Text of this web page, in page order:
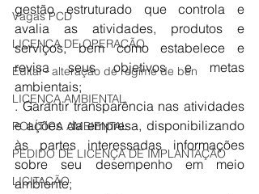
Vagas PCD
LICENÇA DE OPERAÇÃO
Edital - alteração de regime de ben
LICENÇA AMBIENTAL
POLÍTICA AMBIENTAL
PEDIDO DE LICENÇA DE IMPLANTAÇÃO
LICITAÇÃO
gestão estruturado que controla e
avalia as atividades, produtos e
serviços, bem como estabelece e
revisa seus objetivos e metas
ambientais;
. Garantir transparência nas atividades
e ações da empresa, disponibilizando
às partes interessadas informações
sobre seu desempenho em meio
ambiente;